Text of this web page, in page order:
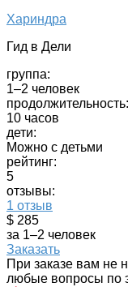
Хариндра
Гид в Дели
группа:
1–2 человек
продолжительность:
10 часов
дети:
Можно с детьми
рейтинг:
5
отзывы:
1 отзыв
$ 285
за 1–2 человек
Заказать
При заказе вам не
любые вопросы по